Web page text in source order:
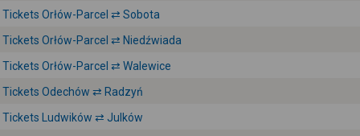
Tickets Orłów-Parcel ⇄ Sobota
Tickets Orłów-Parcel ⇄ Niedźwiada
Tickets Orłów-Parcel ⇄ Walewice
Tickets Odechów ⇄ Radzyń
Tickets Ludwików ⇄ Julków